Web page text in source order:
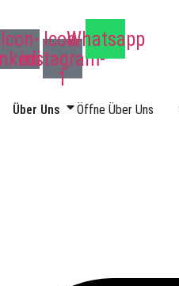
Inhalt
springen
Icon-Icon-
instagram-
1
Whatsapp
Über Uns Öffne Über Uns